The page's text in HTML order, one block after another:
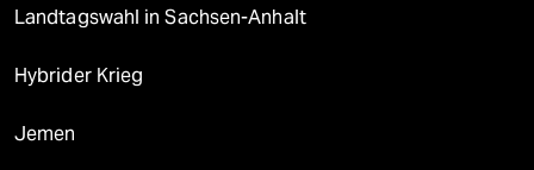
Landtagswahl in Sachsen-Anhalt
Hybrider Krieg
Jemen